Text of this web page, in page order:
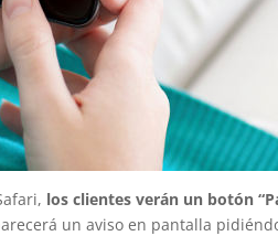
los clientes verán un botón
un aviso en pantalla